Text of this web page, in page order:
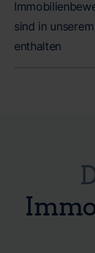
sind in
enthalten